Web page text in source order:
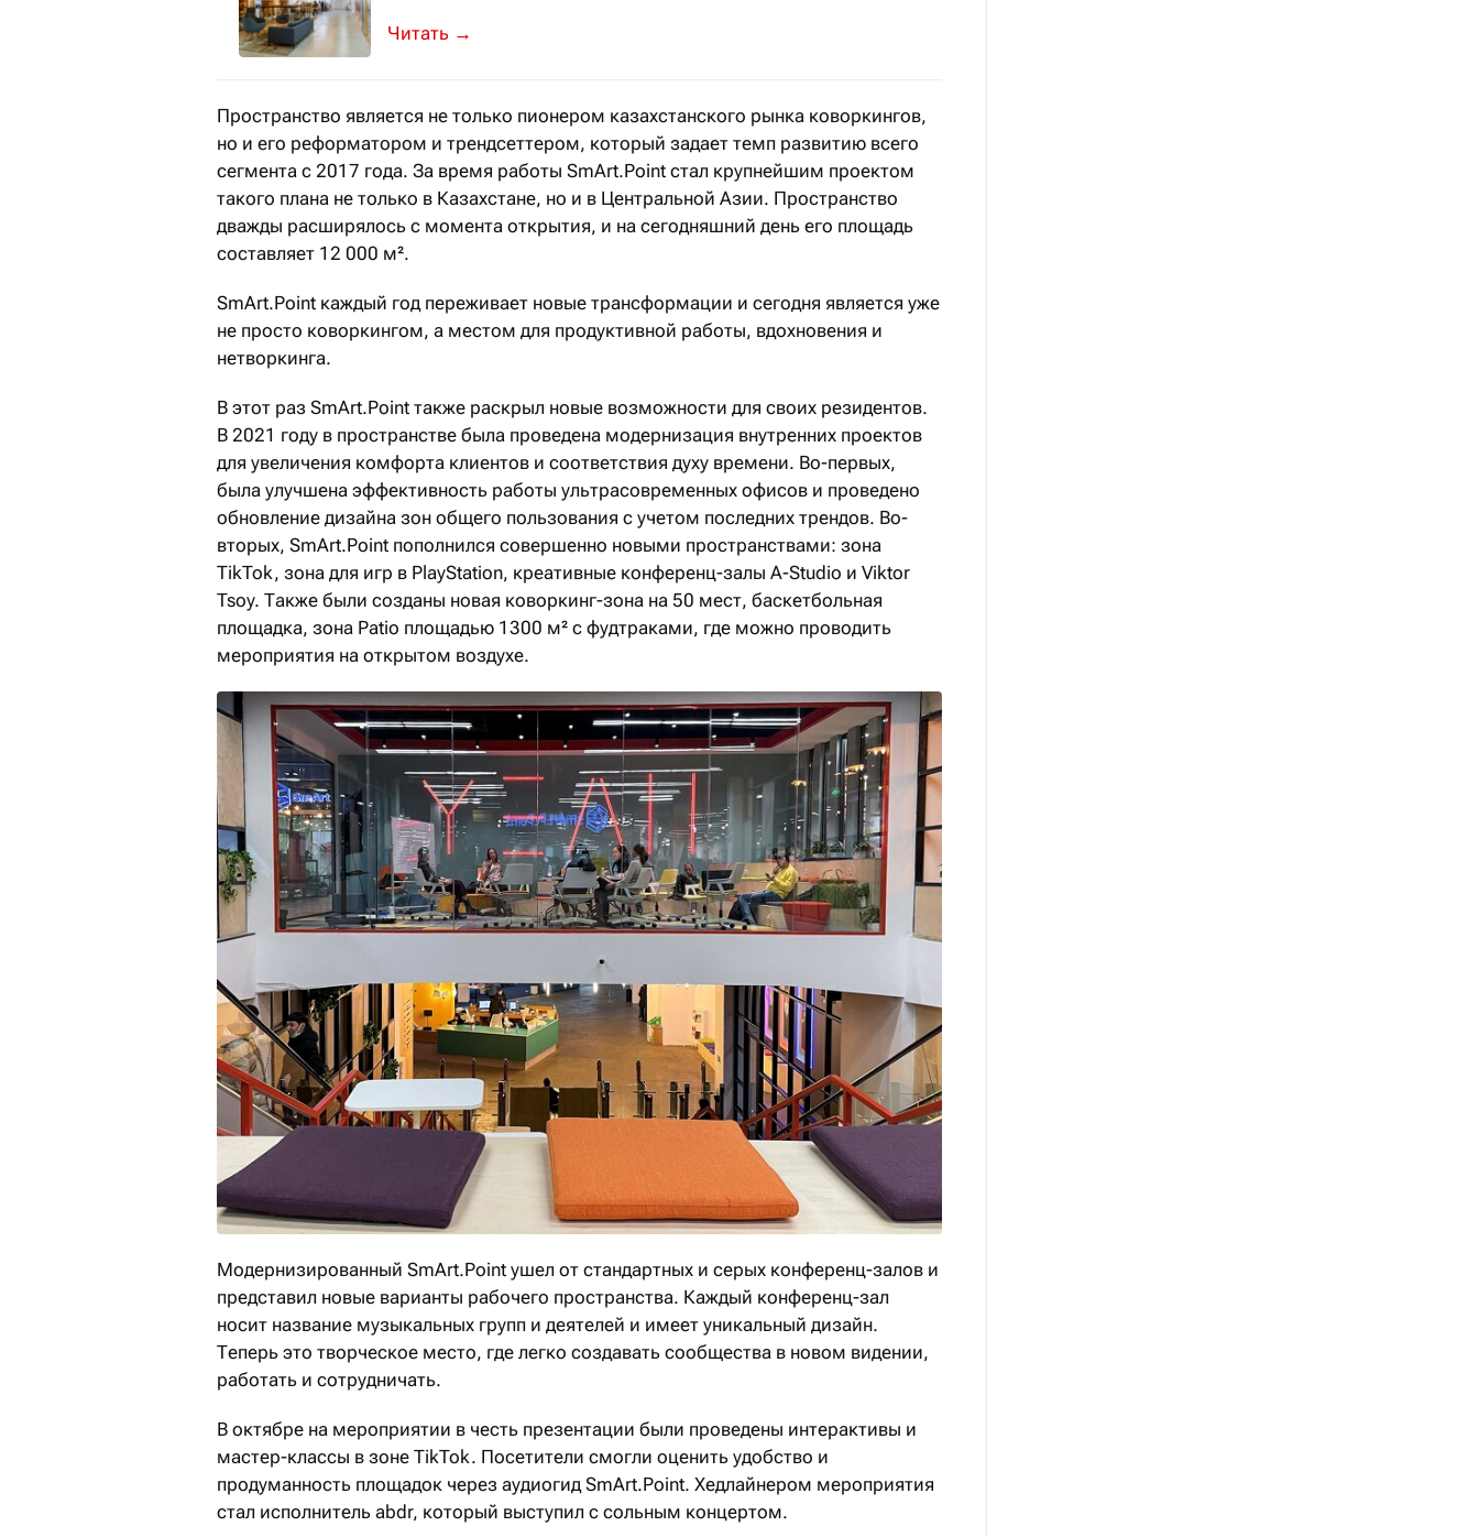
Алматинский рынок недвижимости восстанавливается после сложного для всего м...
→
Пространство является не только пионером казахстанского рынка коворкингов,
но и его реформатором и трендсеттером, который задает темп развитию всего
сегмента с 2017 года. За время работы SmArt.Point стал крупнейшим проектом
такого плана не только в Казахстане, но и в Центральной Азии. Пространство
дважды расширялось с момента открытия, и на сегодняшний день его площадь
составляет 12 000 м².
SmArt.Point каждый год переживает новые трансформации и сегодня является уже
не просто коворкингом, а местом для продуктивной работы, вдохновения и
нетворкинга.
В этот раз SmArt.Point также раскрыл новые возможности для своих резидентов.
В 2021 году в пространстве была проведена модернизация внутренних проектов
для увеличения комфорта клиентов и соответствия духу времени. Во-первых,
была улучшена эффективность работы ультрасовременных офисов и проведено
обновление дизайна зон общего пользования с учетом последних трендов. Во-
вторых, SmArt.Point пополнился совершенно новыми пространствами: зона
TikTok, зона для игр в PlayStation, креативные конференц-залы A-Studio и Viktor
Tsoy. Также были созданы новая коворкинг-зона на 50 мест, баскетбольная
площадка, зона Patio площадью 1300 м² с фудтраками, где можно проводить
мероприятия на открытом воздухе.
Модернизированный SmArt.Point ушел от стандартных и серых конференц-залов и
представил новые варианты рабочего пространства. Каждый конференц-зал
носит название музыкальных групп и деятелей и имеет уникальный дизайн.
Теперь это творческое место, где легко создавать сообщества в новом видении,
работать и сотрудничать.
В октябре на мероприятии в честь презентации были проведены интерактивы и
мастер-классы в зоне TikTok. Посетители смогли оценить удобство и
продуманность площадок через аудиогид SmArt.Point. Хедлайнером мероприятия
стал исполнитель abdr, который выступил с сольным концертом.